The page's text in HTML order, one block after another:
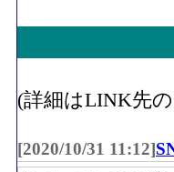
(詳細はLINK先
[2020/10/31 11:12]